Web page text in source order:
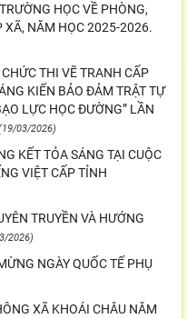
HỌC VỀ PHÒNG,
XÃ, NĂM HỌC 2025-2026.
THI VẼ TRANH CẤP
KIẾN BẢO ĐẢM TRẬT TỰ
LỰC HỌC ĐƯỜNG” LẦN
03/2026)
KẾT TỎA SÁNG TẠI CUỘC
VIỆT CẤP TỈNH
TRUYỀN VÀ HƯỚNG
2026)
NGÀY QUỐC TẾ PHỤ
XÃ KHOÁI CHÂU NĂM